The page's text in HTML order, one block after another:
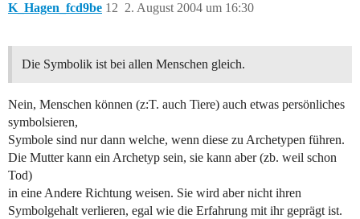
K_Hagen_fcd9be 2. August 2004 um 16:30
12
Die Symbolik ist bei allen Menschen gleich.
Nein, Menschen können (z:T. auch Tiere) auch etwas persönliches
symbolsieren,
Symbole sind nur dann welche, wenn diese zu Archetypen führen.
Die Mutter kann ein Archetyp sein, sie kann aber (zb. weil schon
Tod)
in eine Andere Richtung weisen. Sie wird aber nicht ihren
Symbolgehalt verlieren, egal wie die Erfahrung mit ihr geprägt ist.